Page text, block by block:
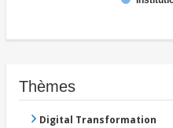
Thèmes
Digital Transformation